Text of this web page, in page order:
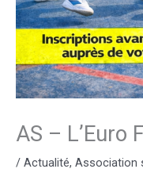
AS – L’Euro
/ Actualité, Association